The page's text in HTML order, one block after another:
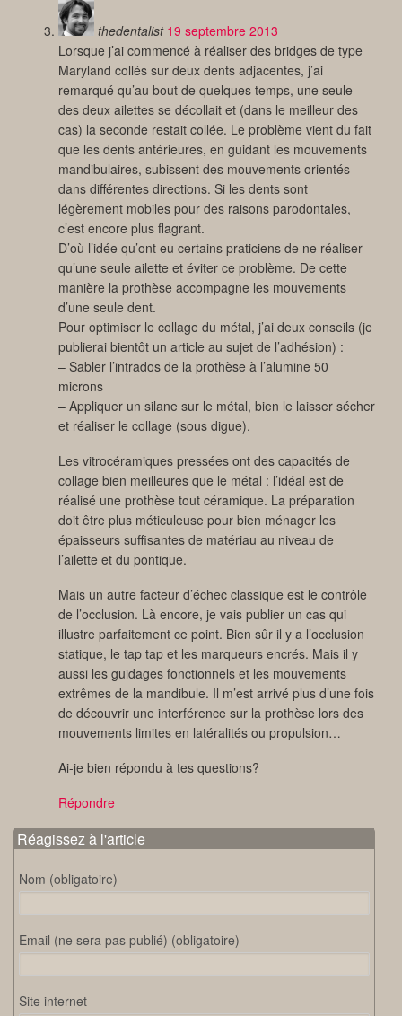
thedentalist 19 septembre 2013
Lorsque j’ai commencé à réaliser des bridges de type
Maryland collés sur deux dents adjacentes, j’ai
remarqué qu’au bout de quelques temps, une seule
des deux ailettes se décollait et (dans le meilleur des
cas) la seconde restait collée. Le problème vient du fait
que les dents antérieures, en guidant les mouvements
mandibulaires, subissent des mouvements orientés
dans différentes directions. Si les dents sont
légèrement mobiles pour des raisons parodontales,
c’est encore plus flagrant.
D’où l’idée qu’ont eu certains praticiens de ne réaliser
qu’une seule ailette et éviter ce problème. De cette
manière la prothèse accompagne les mouvements
d’une seule dent.
Pour optimiser le collage du métal, j’ai deux conseils (je
publierai bientôt un article au sujet de l’adhésion) :
– Sabler l’intrados de la prothèse à l’alumine 50
microns
– Appliquer un silane sur le métal, bien le laisser sécher
et réaliser le collage (sous digue).
Les vitrocéramiques pressées ont des capacités de
collage bien meilleures que le métal : l’idéal est de
réalisé une prothèse tout céramique. La préparation
doit être plus méticuleuse pour bien ménager les
épaisseurs suffisantes de matériau au niveau de
l’ailette et du pontique.
Mais un autre facteur d’échec classique est le contrôle
de l’occlusion. Là encore, je vais publier un cas qui
illustre parfaitement ce point. Bien sûr il y a l’occlusion
statique, le tap tap et les marqueurs encrés. Mais il y
aussi les guidages fonctionnels et les mouvements
extrêmes de la mandibule. Il m’est arrivé plus d’une fois
de découvrir une interférence sur la prothèse lors des
mouvements limites en latéralités ou propulsion…
Ai-je bien répondu à tes questions?
Répondre
Réagissez à l'article
Nom (obligatoire)
Email (ne sera pas publié) (obligatoire)
Site internet